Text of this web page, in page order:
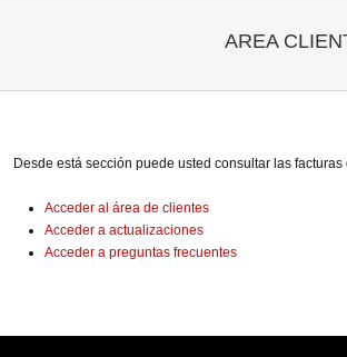
AREA
Desde está sección puede usted consultar las
Acceder al área de clientes
Acceder a actualizaciones
Acceder a preguntas frecuentes